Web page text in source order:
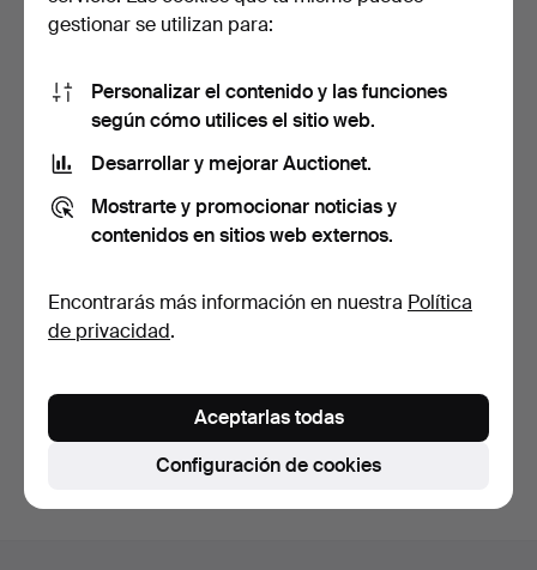
Swedish grace. Pri…
9 días
Suscribir búsqueda
También puedes buscar ennuestro archivo de
subastas concluidas.
gestionar se utilizan para:
Personalizar el contenido y las funciones
según cómo utilices el sitio web.
Desarrollar y mejorar Auctionet.
Mostrarte y promocionar noticias y
contenidos en sitios web externos.
Encontrarás más información en nuestra Política
de privacidad.
Configuración de cookies
Aceptarlas todas